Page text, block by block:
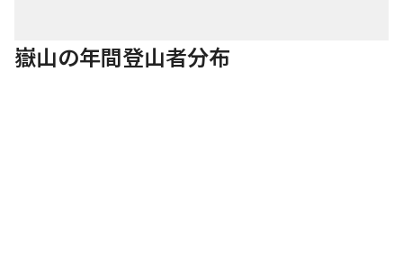
嶽山の年間登山者分布